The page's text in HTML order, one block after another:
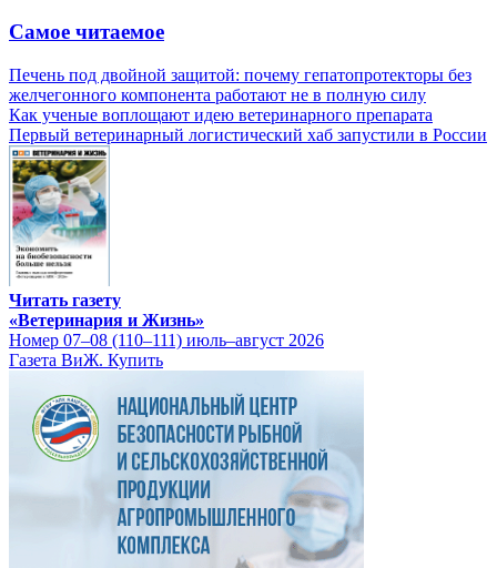
Самое читаемое
Печень под двойной защитой: почему гепатопротекторы без
желчегонного компонента работают не в полную силу
Как ученые воплощают идею ветеринарного препарата
Первый ветеринарный логистический хаб запустили в России
Читать газету
«Ветеринария и Жизнь»
Номер 07–08 (110–111) июль–август 2026
Газета ВиЖ. Купить